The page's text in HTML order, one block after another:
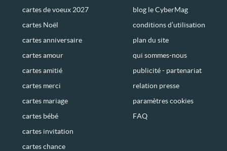
cartes de voeux 2027
cartes Noël
cartes anniversaire
cartes amour
cartes amitié
cartes merci
cartes mariage
cartes bébé
cartes invitation
cartes chance
blog le CyberMag
conditions d’utilisation
plan du site
qui sommes-nous
publicité - partenariat
relation presse
paramètres cookies
FAQ